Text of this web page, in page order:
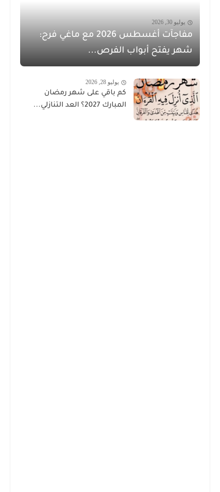
يوليو 30, 2026
مفاجآت أغسطس 2026 مع ماغي فرح:
شهر يفتح أبواب الفرص...
يوليو 28, 2026
كم باقي على شهر رمضان
المبارك 2027؟ العد التنازلي...